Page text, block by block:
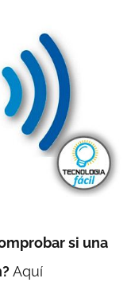
si una
Aquí